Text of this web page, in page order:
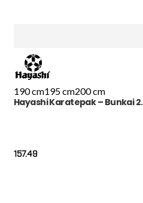
190 cm195 cm200 cm
Hayashi Karatepak – Bunkai
157.49